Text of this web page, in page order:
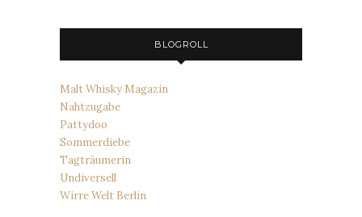
BLOGROLL
Malt Whisky Magazin
Nahtzugabe
Pattydoo
Sommerdiebe
Tagträumerin
Undiversell
Wirre Welt Berlin